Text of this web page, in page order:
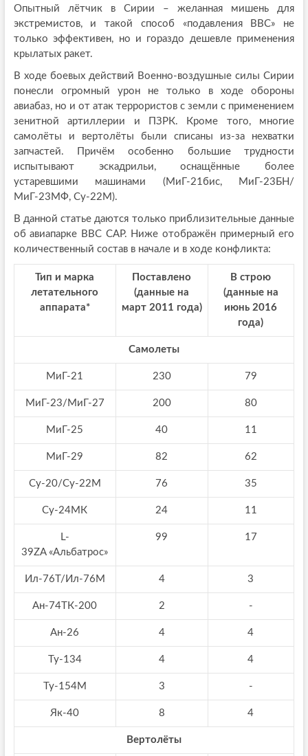
Опытный лётчик в Сирии – желанная мишень для
экстремистов, и такой способ «подавления ВВС» не
только эффективен, но и гораздо дешевле применения
крылатых ракет.
В ходе боевых действий Военно-воздушные силы Сирии
понесли огромный урон не только в ходе обороны
авиабаз, но и от атак террористов с земли с применением
зенитной артиллерии и ПЗРК. Кроме того, многие
самолёты и вертолёты были списаны из-за нехватки
запчастей. Причём особенно большие трудности
испытывают эскадрильи, оснащённые более
устаревшими машинами (МиГ-21бис, МиГ-23БН/
МиГ-23МФ, Су-22М).
В данной статье даются только приблизительные данные
об авиапарке ВВС САР. Ниже отображён примерный его
количественный состав в начале и в ходе конфликта:
Тип и марка
летательного
аппарата*
Поставлено
(данные на
март 2011 года)
В строю
(данные на
июнь 2016
года)
Самолеты
МиГ-21 230 79
МиГ-23/МиГ-27 200 80
МиГ-25 40 11
МиГ-29 82 62
Су-20/Су-22М 76 35
Су-24МК 24 11
L-
39ZA «Альбатрос»
99 17
Ил-76Т/Ил-76М 4 3
Ан-74ТК-200 2 -
Ан-26 4 4
Ту-134 4 4
Ту-154М 3 -
Як-40 8 4
Вертолёты